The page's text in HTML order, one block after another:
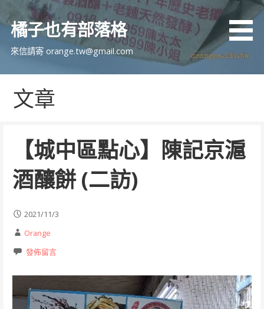
至 橘子也有部落格
來信請寄 orange.tw@gmail.com
文章
【城中區點心】陳記京滬
酒釀餅 (二訪)
2021/11/3
Orange
發佈留言